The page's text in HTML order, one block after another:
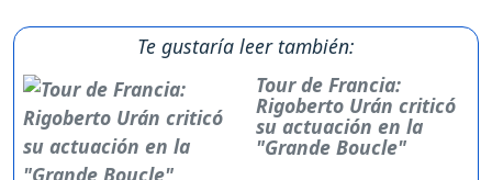
Te gustaría leer también:
Tour de Francia:
Rigoberto Urán criticó
su actuación en la
"Grande Boucle"